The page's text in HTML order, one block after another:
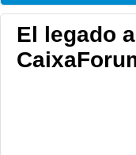
El legado